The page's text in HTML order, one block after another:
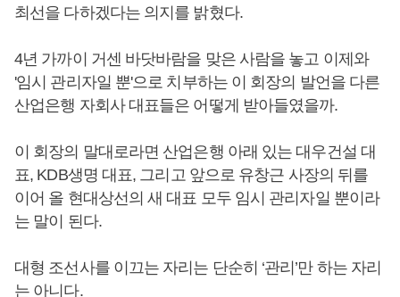
최선을 다하겠다는 의지를 밝혔다.
4년 가까이 거센 바닷바람을 맞은 사람을 놓고 이제와
'임시 관리자일 뿐'으로 치부하는 이 회장의 발언을 다른
산업은행 자회사 대표들은 어떻게 받아들였을까.
이 회장의 말대로라면 산업은행 아래 있는 대우건설 대
표, KDB생명 대표, 그리고 앞으로 유창근 사장의 뒤를
이어 올 현대상선의 새 대표 모두 임시 관리자일 뿐이라
는 말이 된다.
대형 조선사를 이끄는 자리는 단순히 ‘관리’만 하는 자리
는 아니다.